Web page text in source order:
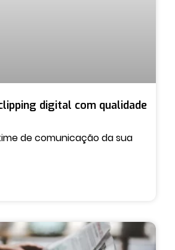
digital com qualidade
de comunicação da sua